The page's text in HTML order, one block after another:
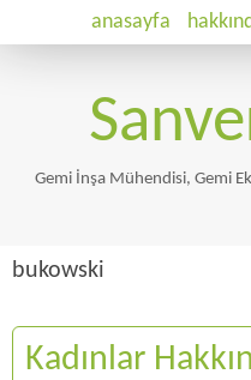
anasayfa
Gemi İnşa Mühendisi, Gemi
bukowski
Kadınlar